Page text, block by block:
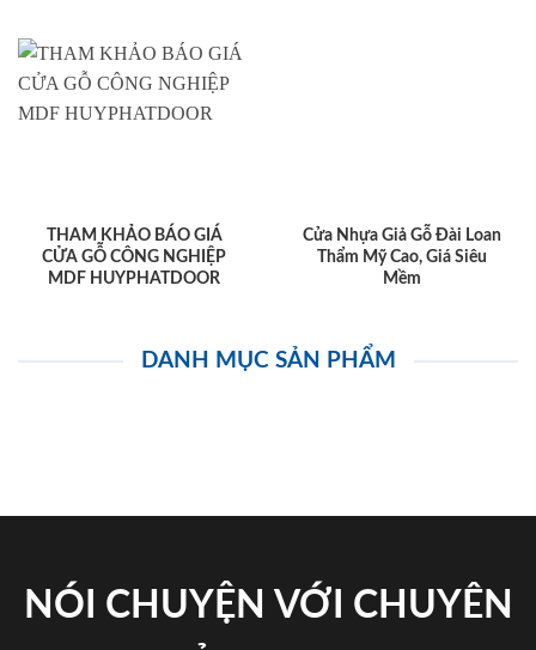
THAM KHẢO BÁO GIÁ
CỬA GỖ CÔNG NGHIỆP
MDF HUYPHATDOOR
Cửa Nhựa Giả Gỗ Đài Loan
Thẩm Mỹ Cao, Giá Siêu
Mềm
DANH MỤC SẢN PHẨM
NÓI CHUYỆN VỚI CHUYÊN